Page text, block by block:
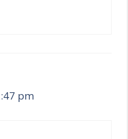
pm